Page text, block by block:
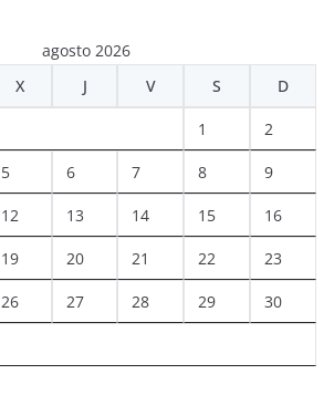
agosto 2026
X J V S D
1 2
5 6 7 8 9
12 13 14 15 16
19 20 21 22 23
26 27 28 29 30